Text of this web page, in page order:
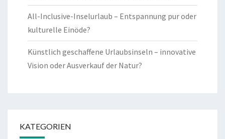
All-Inclusive-Inselurlaub – Entspannung pur oder
kulturelle Einöde?
Künstlich geschaffene Urlaubsinseln – innovative
Vision oder Ausverkauf der Natur?
KATEGORIEN